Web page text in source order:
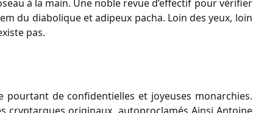
à la main. Une noble revue d’effectif pour vérifier
du diabolique et adipeux pacha. Loin des yeux, loin
pas.
de confidentielles et joyeuses monarchies.
cryptarques originaux, autoproclamés Ainsi Antoine